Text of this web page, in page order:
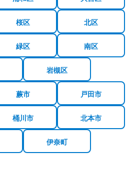
桜区 北区
緑区 南区
岩槻区
蕨市 戸田市
桶川市 北本市
伊奈町